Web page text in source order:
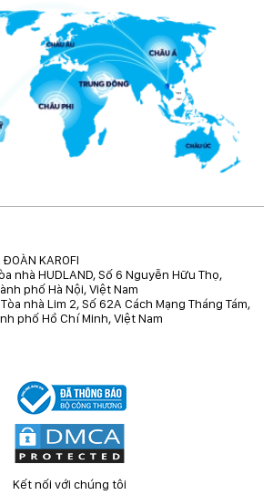
ĐOÀN KAROFI
nhà HUDLAND, Số 6 Nguyễn Hữu Thọ,
phố Hà Nội, Việt Nam
nhà Lim 2, Số 62A Cách Mạng Tháng Tám,
phố Hồ Chí Minh, Việt Nam
Kết nối với chúng tôi